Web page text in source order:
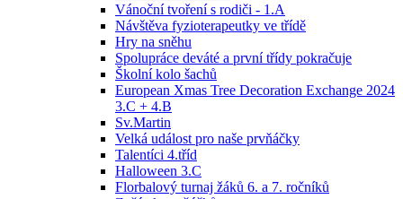
Vánoční tvoření s rodiči - 1.A
Návštěva fyzioterapeutky ve třídě
Hry na sněhu
Spolupráce deváté a první třídy pokračuje
Školní kolo šachů
European Xmas Tree Decoration Exchange 2024
3.C + 4.B
Sv.Martin
Velká událost pro naše prvňáčky
Talentíci 4.tříd
Halloween 3.C
Florbalový turnaj žáků 6. a 7. ročníků